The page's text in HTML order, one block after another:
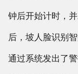
钟后开始计时，
后，坡人脸识别
通过系统发出了